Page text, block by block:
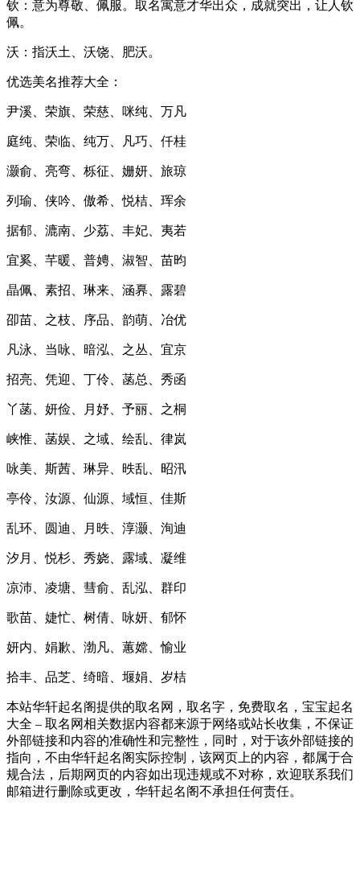
钦：意为尊敬、佩服。取名寓意才华出众，成就突出，让人钦
佩。
沃：指沃土、沃饶、肥沃。
优选美名推荐大全：
尹溪、荣旗、荣慈、咪纯、万凡
庭纯、荣临、纯万、凡巧、仟桂
灏俞、亮弯、栎征、姗妍、旅琼
列瑜、侠吟、傲希、悦桔、珲余
据郁、漉南、少荔、丰妃、夷若
宜奚、芊暖、普娉、淑智、苗昀
晶佩、素招、琳来、涵奡、露碧
卲苗、之枝、序品、韵萌、冶优
凡泳、当咏、暗泓、之丛、宜京
招亮、凭迎、丁伶、菡总、秀函
丫菡、妍俭、月妤、予丽、之桐
峡惟、菡娱、之域、绘乱、律岚
咏美、斯茜、琳异、昳乱、昭汛
亭伶、汝源、仙源、域恒、佳斯
乱环、圆迪、月昳、淳灏、洵迪
汐月、悦杉、秀娆、露域、凝维
凉沛、凌塘、彗俞、乱泓、群印
歌苗、婕忙、树倩、咏妍、郁怀
妍内、娟歉、渤凡、蕙嫦、愉业
拾丰、品芝、绮暗、堰娟、岁桔
本站华轩起名阁提供的取名网，取名字，免费取名，宝宝起名
大全 – 取名网相关数据内容都来源于网络或站长收集，不保证
外部链接和内容的准确性和完整性，同时，对于该外部链接的
指向，不由华轩起名阁实际控制，该网页上的内容，都属于合
规合法，后期网页的内容如出现违规或不对称，欢迎联系我们
邮箱进行删除或更改，华轩起名阁不承担任何责任。